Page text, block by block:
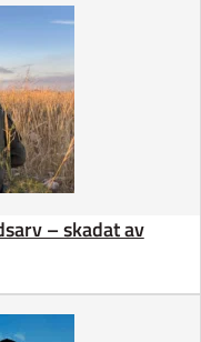
– skadat av